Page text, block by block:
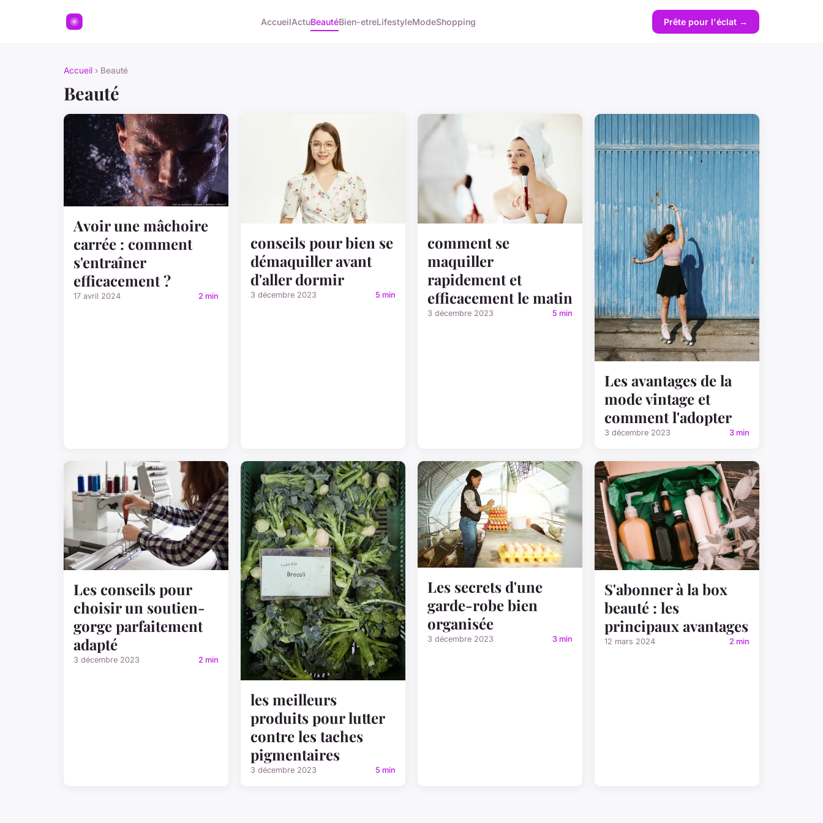
AccueilActuBeautéBien-etreLifestyleModeShopping Prête pour l'éclat →
Accueil › Beauté
Beauté
Avoir une mâchoire
carrée : comment
s'entraîner
efficacement ?
17 avril 2024 2 min
conseils pour bien se
démaquiller avant
d'aller dormir
3 décembre 2023 5 min
comment se
maquiller
rapidement et
efficacement le matin
3 décembre 2023 5 min
Les avantages de la
mode vintage et
comment l'adopter
3 décembre 2023 3 min
Les conseils pour
choisir un soutien-
gorge parfaitement
adapté
3 décembre 2023 2 min
les meilleurs
produits pour lutter
contre les taches
pigmentaires
3 décembre 2023 5 min
Les secrets d'une
garde-robe bien
organisée
3 décembre 2023 3 min
S'abonner à la box
beauté : les
principaux avantages
12 mars 2024 2 min